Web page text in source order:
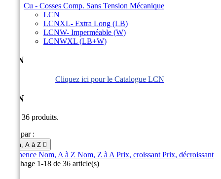
Cu - Cosses Comp. Sans Tension Mécanique
LCN
LCNXL- Extra Long (LB)
LCNW- Imperméable (W)
LCNWXL (LB+W)
LCN
Cliquez ici pour le Catalogue LCN
LCN
Il y a 36 produits.
Trier par :
Nom, A à Z 
Pertinence Nom, A à Z Nom, Z à APrix, croissantPrix, décroissant
Affichage 1-18 de 36 article(s)